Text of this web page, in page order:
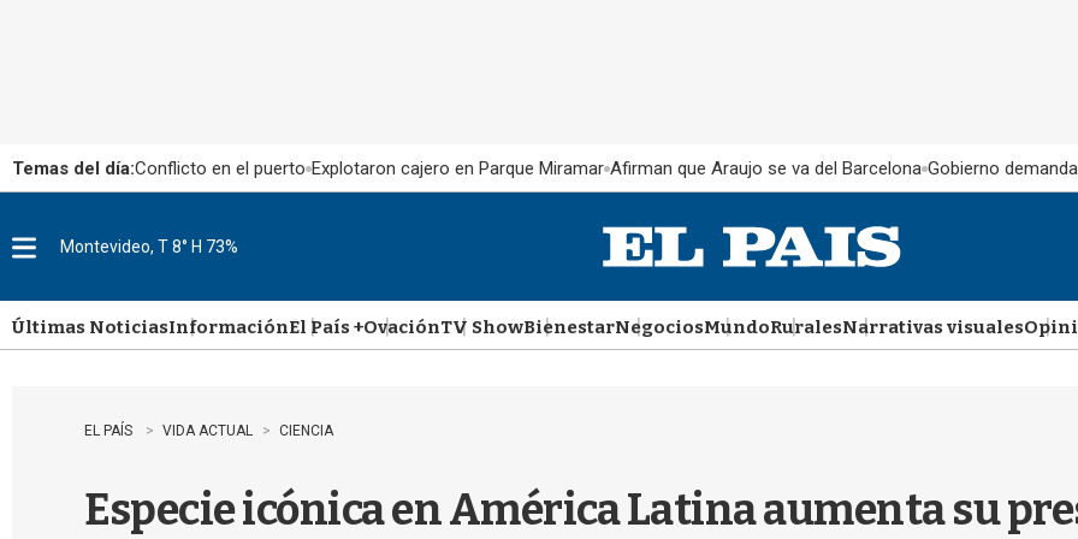
Temas del día:Conflicto en el puerto Explotaron cajero en Parque Miramar Afirman que Araujo se va del Barcelona Gobierno
u
Montevideo, T 8° H 73%
Últimas NoticiasInformaciónEl País +OvaciónTV ShowBienestarNegociosMundoRuralesNarrativas visuales
EL PAÍS VIDA ACTUAL CIENCIA
Especie icónica en América Latina aumenta su